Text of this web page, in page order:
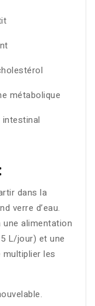
métabolique
dans la
verre d’eau.
alimentation
L/jour) et une
multiplier les